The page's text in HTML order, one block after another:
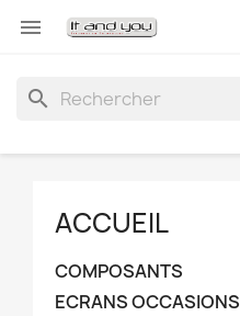

search
ACCUEIL
COMPOSANTS
ECRANS OCCASIONS